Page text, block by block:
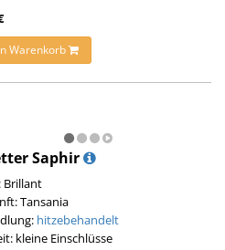
Warenkorb
Saphir
Brillant
Tansania
hitzebehandelt
kleine Einschlüsse